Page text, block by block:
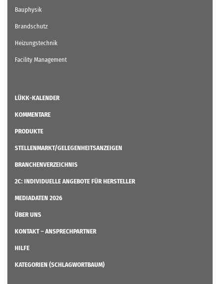
Bauphysik
Brandschutz
Heizungstechnik
Facility Management
LÜKK-KALENDER
KOMMENTARE
PRODUKTE
STELLENMARKT/GELEGENHEITSANZEIGEN
BRANCHENVERZEICHNIS
2C: INDIVIDUELLE ANGEBOTE FÜR HERSTELLER
MEDIADATEN 2026
ÜBER UNS
KONTAKT – ANSPRECHPARTNER
HILFE
KATEGORIEN (SCHLAGWORTBAUM)